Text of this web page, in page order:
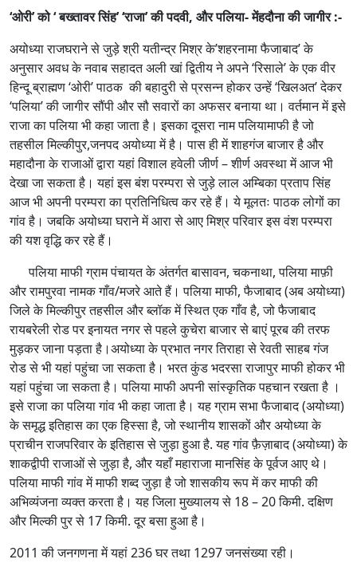
‘ओरी’ को ‘ बख्तावर सिंह’ ‘राजा’ की पदवी, और पलिया- मेंहदौना की जागीर :-
अयोध्या राजघराने से जुड़े श्री यतीन्द्र मिश्र के’शहरनामा फैजाबाद’ के
अनुसार अवध के नवाब सहादत अली खां द्वितीय ने अपने ‘रिसाले’ के एक वीर
हिन्दू ब्राह्मण ‘ओरी’ पाठक की बहादुरी से प्रसन्न होकर उन्हें ‘खिलअत’ देकर
‘पलिया’ की जागीर सौंपी और सौ सवारों का अफसर बनाया था। वर्तमान में इसे
राजा का पलिया भी कहा जाता है। इसका दूसरा नाम पलियामाफी है जो
तहसील मिल्कीपुर,जनपद अयोध्या में है। पास ही में शाहगंज बाजार है और
महादौना के राजाओं द्वारा यहां विशाल हवेली जीर्ण – शीर्ण अवस्था में आज भी
देखा जा सकता है। यहां इस बंश परम्परा से जुड़े लाल अम्बिका प्रताप सिंह
आज भी अपनी परम्परा का प्रतिनिधित्व कर रहे हैं। ये मूलतः पाठक लोगों का
गांव है। जबकि अयोध्या घराने में आरा से आए मिश्र परिवार इस वंश परम्परा
की यश वृद्धि कर रहे हैं।
पलिया माफी ग्राम पंचायत के अंतर्गत बासावन, चकनाथा, पलिया माफ़ी
और रामपुरवा नामक गाँव/मजरे आते हैं। पलिया माफी, फैजाबाद (अब अयोध्या)
जिले के मिल्कीपुर तहसील और ब्लॉक में स्थित एक गाँव है, जो फैजाबाद
रायबरेली रोड पर इनायत नगर से पहले कुचेरा बाजार से बाएं पूरब की तरफ
मुड़कर जाना पड़ता है।अयोध्या के प्रभात नगर तिराहा से रेवती साहब गंज
रोड से भी यहां पहुंचा जा सकता है। भरत कुंड भदरसा राजापुर माफी होकर भी
यहां पहुंचा जा सकता है। पलिया माफी अपनी सांस्कृतिक पहचान रखता है ।
इसे राजा का पलिया गांव भी कहा जाता है। यह ग्राम सभा फैजाबाद (अयोध्या)
के समृद्ध इतिहास का एक हिस्सा है, जो स्थानीय शासकों और अयोध्या के
प्राचीन राजपरिवार के इतिहास से जुड़ा हुआ है. यह गांव फ़ैज़ाबाद (अयोध्या) के
शाकद्वीपी राजाओं से जुड़ा है, और यहाँ महाराजा मानसिंह के पूर्वज आए थे।
पलिया माफी गांव में माफी शब्द जुड़ा है जो शासकीय रूप में कर माफी की
अभिव्यंजना व्यक्त करता है। यह जिला मुख्यालय से 18 – 20 किमी. दक्षिण
और मिल्की पुर से 17 किमी. दूर बसा हुआ है।
2011 की जनगणना में यहां 236 घर तथा 1297 जनसंख्या रही।